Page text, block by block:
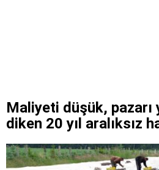
Maliyeti düşük,
diken 20 yıl aralıksız